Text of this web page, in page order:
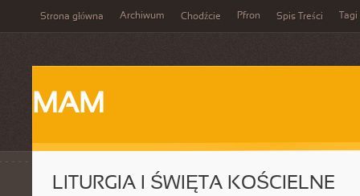
Strona główna Archiwum Chodźcie Pfron Spis Treści Tagi
MAM
LITURGIA I ŚWIĘTA KOŚCIELNE